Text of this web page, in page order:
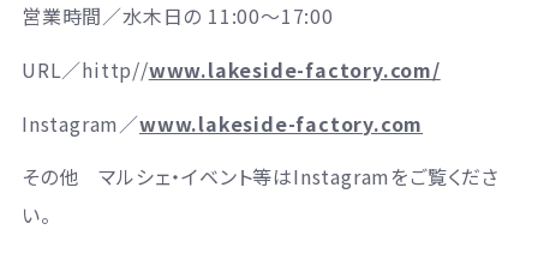
営業時間／水木日の 11:00～17:00
URL／hittp//www.lakeside-factory.com/
Instagram／www.lakeside-factory.com
その他 マルシェ・イベント等はInstagram をご覧くださ
い。